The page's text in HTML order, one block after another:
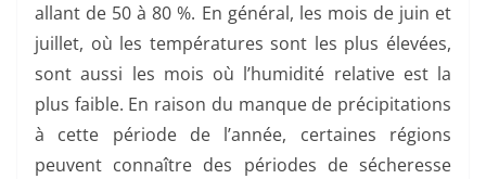
allant de 50 à 80 %. En général, les mois de juin et
juillet, où les températures sont les plus élevées,
sont aussi les mois où l’humidité relative est la
plus faible. En raison du manque de précipitations
à cette période de l’année, certaines régions
peuvent connaître des périodes de sécheresse